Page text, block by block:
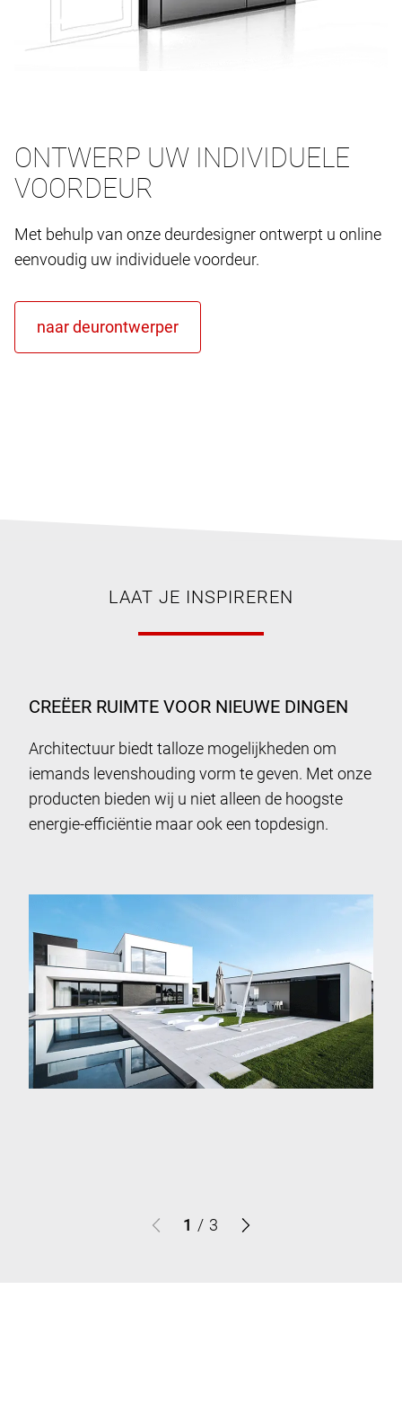
ONTWERP UW INDIVIDUELE
VOORDEUR
Met behulp van onze deurdesigner ontwerpt u online
eenvoudig uw individuele voordeur.
LAAT JE INSPIREREN
CREËER RUIMTE VOOR NIEUWE DINGEN
Architectuur biedt talloze mogelijkheden om
iemands levenshouding vorm te geven. Met onze
producten bieden wij u niet alleen de hoogste
energie-efficiëntie maar ook een topdesign.
1 / 3